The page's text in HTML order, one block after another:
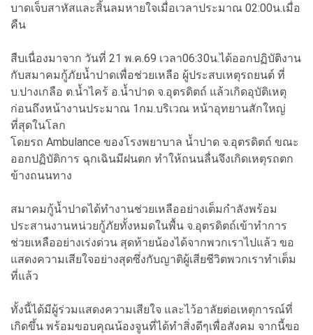
บาดเจ็บสาหัสและสิ้นลมหายใจเมื่อเวลาประมาณ 02:00น.เมื่อ
คืน
สืบเนื่องมาจาก วันที่ 21 พ.ค.69 เวลา06:30น.ได้ออกปฏิบัติงาน
กับสมาคมกู้ภัยน้ำปาดเพื่อช่วยเหลือ ผู้ประสบเหตุรถยนต์ ที่
บ.ปางเกลือ ต.น้ำไคร้ อ.น้ำปาด จ.อุตรดิตถ์ แล้วเกิดอุบัติเหตุ
ก่อนถึงหน้างานประมาณ 1กม.บริเวณ หน้าอุทยานสักใหญ่
ที่สุดในโลก
โดยรถ Ambulance ของโรงพยาบาล น้ำปาด จ.อุตรดิตถ์ ขณะ
ออกปฏิบัติการ ฉุกเฉินมีฝนตก ทำให้ถนนลื่นจึงเกิดเหตุรถตก
ข้างถนนทาง
สมาคมกู้น้ำปาดได้ทำงานช่วยเหลืออย่างเต็มกำลังพร้อม
ประสานงานหน่วยกู้ภัยทั้งหมดในพื้น จ.อุตรดิตถ์เข้าทำการ
ช่วยเหลืออย่างเร่งด่วน สุดท้ายน้องได้จากพวกเราไปแล้ว ขอ
แสดงความเสียใจอย่างสุดซึ่งกับญาติผู้เสียชีวิตพวกเราทำเต็ม
ที่แล้ว
ทั้งนี้ได้มีผู้ร่วมแสดงความเสียใจ และไว้อาลัยต่อเหตุการณ์ที่
เกิดขึ้น พร้อมขอบคุณน้องจูนที่ได้ทำสิ่งดีๆเพื่อสังคม จากนี้ขอ